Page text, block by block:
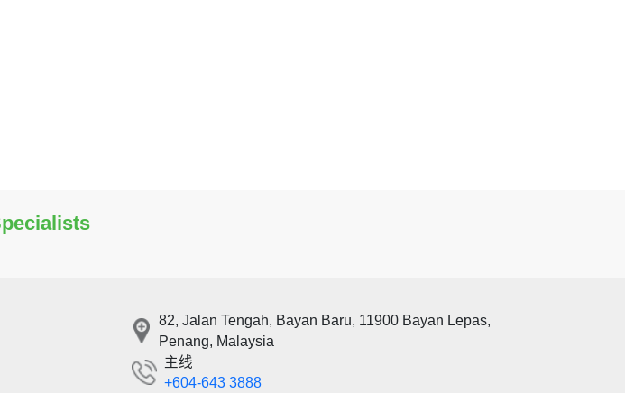
82, Jalan Tengah, Bayan Baru, 11900 Bayan Lepas,
Penang, Malaysia
主线
+604-643 3888